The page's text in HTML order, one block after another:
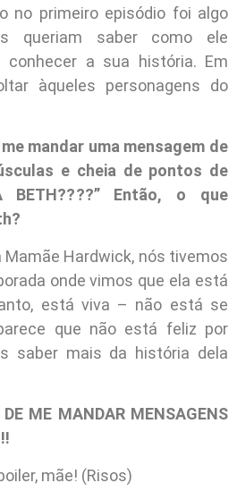
no primeiro episódio foi algo
queriam saber como ele
conhecer a sua história. Em
àqueles personagens do
mandar uma mensagem de
e cheia de pontos de
BETH????” Então, o que
Mamãe Hardwick, nós tivemos
onde vimos que ela está
está viva – não está se
que não está feliz por
saber mais da história dela
ME MANDAR MENSAGENS
mãe! (Risos)